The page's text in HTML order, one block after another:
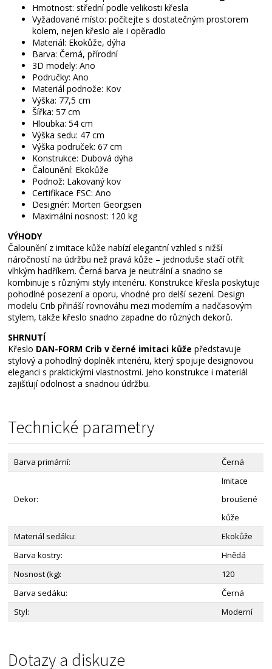
Hmotnost: střední podle velikosti křesla
Vyžadované místo: počítejte s dostatečným prostorem
kolem, nejen křeslo ale i opěradlo
Materiál: Ekokůže, dýha
Barva: Černá, přírodní
3D modely: Ano
Područky: Ano
Materiál podnože: Kov
Výška: 77,5 cm
Šířka: 57 cm
Hloubka: 54 cm
Výška sedu: 47 cm
Výška područek: 67 cm
Konstrukce: Dubová dýha
Čalounění: Ekokůže
Podnož: Lakovaný kov
Certifikace FSC: Ano
Designér: Morten Georgsen
Maximální nosnost: 120 kg
VÝHODY
Čalounění z imitace kůže nabízí elegantní vzhled s nižší
náročností na údržbu než pravá kůže – jednoduše stačí otřít
vlhkým hadříkem. Černá barva je neutrální a snadno se
kombinuje s různými styly interiéru. Konstrukce křesla poskytuje
pohodlné posezení a oporu, vhodné pro delší sezení. Design
modelu Crib přináší rovnováhu mezi moderním a nadčasovým
stylem, takže křeslo snadno zapadne do různých dekorů.
SHRNUTÍ
Křeslo DAN-FORM Crib v černé imitaci kůže představuje
stylový a pohodlný doplněk interiéru, který spojuje designovou
eleganci s praktickými vlastnostmi. Jeho konstrukce i materiál
zajišťují odolnost a snadnou údržbu.
Technické parametry
Barva primární: Černá
Dekor:
Imitace
broušené
kůže
Materiál sedáku:
Ekokůže
Barva kostry:
Hnědá
Nosnost (kg):
120
Barva sedáku:
Černá
Styl:
Moderní
Dotazy a diskuze